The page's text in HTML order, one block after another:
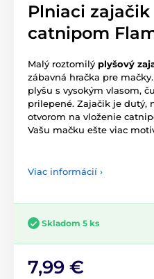
Plniaci
catnipom
Malý roztomilý plyšový
zábavná hračka pre
plyšu s vysokým vlasom,
prilepené. Zajačik je dutý,
otvorom na vloženie
Vašu mačku ešte viac
Viac informácií ›
Skladom 5 ks
7,99 €